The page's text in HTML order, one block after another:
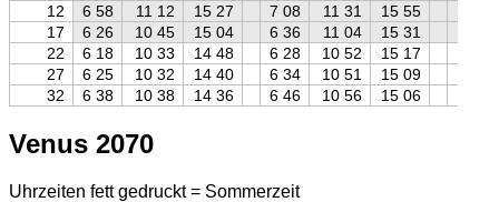
12
6 58 11 12 15 27 7 08 11 31 15 55
17
6 26 10 45 15 04 6 36 11 04 15 31
22
6 18 10 33 14 48 6 28 10 52 15 17
27
6 25 10 32 14 40 6 34 10 51 15 09
32
6 38 10 38 14 36 6 46 10 56 15 06
Venus 2070
Uhrzeiten fett gedruckt = Sommerzeit